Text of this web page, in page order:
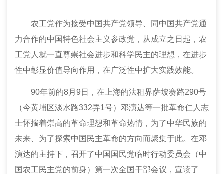
农工党作为接受中国共产党领导、同中国共产党通
力合作的中国特色社会主义参政党，从成立之日起，农
工党人就一直尊崇社会进步和科学民主的理想，在进步
性中彰显价值导向作用，在广泛性中扩大实践效能。
90年前的8月9日，在上海的法租界萨坡赛路290号
（今黄埔区淡水路332弄1号）邓演达等一批革命仁人志
士怀揣着崇高的革命理想和革命热情，为了中华民族的
未来、为了探索中国民主革命的方向而聚集于此。在邓
演达的主持下，召开了中国国民党临时行动委员会（中
国农工民主党的前身）第一次全国干部会议，宣读了